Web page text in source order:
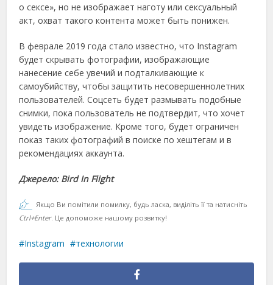
о сексе», но не изображает наготу или сексуальный
акт, охват такого контента может быть понижен.
В феврале 2019 года стало известно, что Instagram
будет скрывать фотографии, изображающие
нанесение себе увечий и подталкивающие к
самоубийству, чтобы защитить несовершеннолетних
пользователей. Соцсеть будет размывать подобные
снимки, пока пользователь не подтвердит, что хочет
увидеть изображение. Кроме того, будет ограничен
показ таких фотографий в поиске по хештегам и в
рекомендациях аккаунта.
Джерело: Bird In Flight
Якщо Ви помітили помилку, будь ласка, виділіть її та натисніть
Ctrl+Enter. Це допоможе нашому розвитку!
Instagram технологии